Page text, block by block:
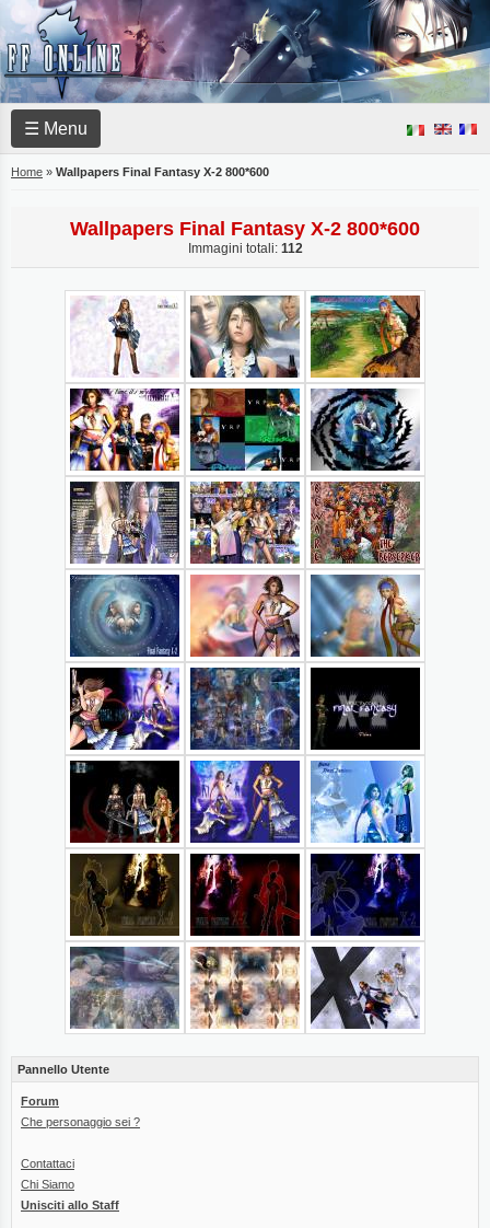
☰ Menu
Home » Wallpapers Final Fantasy X-2 800*600
Wallpapers Final Fantasy X-2 800*600
Immagini totali: 112
Pannello Utente
Forum
Che personaggio sei ?
Contattaci
Chi Siamo
Unisciti allo Staff